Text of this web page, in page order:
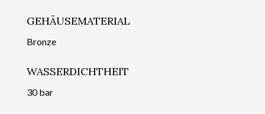
GEHÄUSEMATERIAL
Bronze
WASSERDICHTHEIT
30 bar